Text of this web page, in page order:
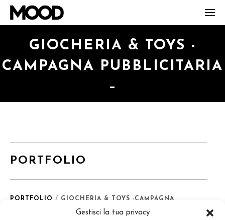
Gestisci la tua privacy
T
o
e
v
GIOCHERIA & TOYS -
CAMPAGNA PUBBLICITARIA
–
PORTFOLIO
PORTFOLIO / GIOCHERIA & TOYS -CAMPAGNA